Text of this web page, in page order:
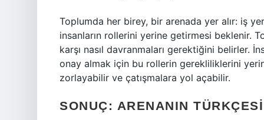
Toplumda her birey, bir arenada yer alır: iş
insanların rollerini yerine getirmesi beklenir.
karşı nasıl davranmaları gerektiğini belirler.
onay almak için bu rollerin gerekliliklerini
zorlayabilir ve çatışmalara yol açabilir.
SONUÇ: ARENANIN